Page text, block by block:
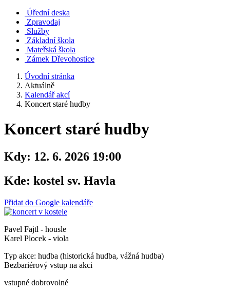
Úřední deska
Zpravodaj
Služby
Základní škola
Mateřská škola
Zámek Dřevohostice
Úvodní stránka
Aktuálně
Kalendář akcí
Koncert staré hudby
Koncert staré hudby
Kdy: 12. 6. 2026 19:00
Kde: kostel sv. Havla
Přidat do Google kalendáře
Pavel Fajtl - housle
Karel Plocek - viola
Typ akce: hudba (historická hudba, vážná hudba)
Bezbariérový vstup na akci
vstupné dobrovolné